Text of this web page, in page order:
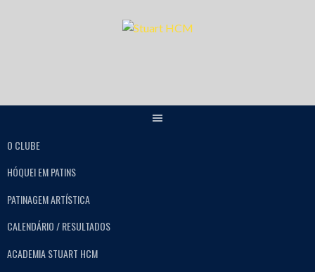
O CLUBE
HÓQUEI EM PATINS
PATINAGEM ARTÍSTICA
CALENDÁRIO / RESULTADOS
ACADEMIA STUART HCM